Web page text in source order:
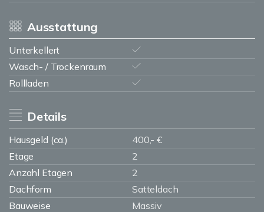
Ausstattung
Unterkellert
Wasch- / Trockenraum
Rollladen
Details
Hausgeld (ca.)
400,- €
Etage
2
Anzahl Etagen
2
Dachform
Satteldach
Bauweise
Massiv